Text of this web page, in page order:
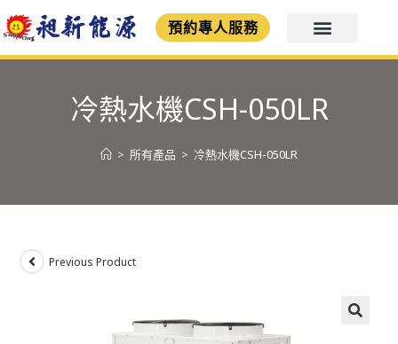
預約專人服務
冷熱水機CSH-050LR
> 所有產品 > 冷熱水機CSH-050LR
Previous Product